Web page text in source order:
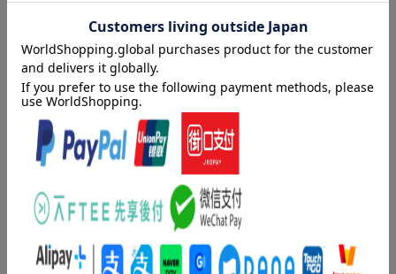
「魔族」と出会うなど、またしても新たな陰謀に巻き込まれるア
ンドリムであったがーーファン待望のシリーズ第4弾！ ついにヨ
ルガとアンドリムの愛の原点が明らかに!?
内容紹介（「BOOK」データベースより）
日本人男性だった前世の記憶があるアンドリムは、自身が生きて
いるのが乙女ゲームの世界であることに気づく。彼は前世の知識
と現世で得た才を活かし、己の運命に打ち勝って騎士団長のヨル
ガと番になった。あれから五年経ったある日、なんとヨルガが十
年分の記憶を砂竜に奪われてしまう。自分との愛の日々を忘れた
ヨルガを「番」とは認められない。アンドリムたちはヨルガの記
憶を取り戻すために砂竜が住む砂漠に旅立つ。途中で、訳ありの
「魔族」と出会うなど、またしても新たな陰謀に巻き込まれるア